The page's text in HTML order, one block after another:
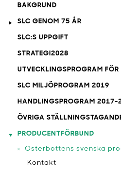
BAKGRUND
SLC GENOM 75 ÅR
SLC:S UPPGIFT
STRATEGI2028
UTVECKLINGSPROGRAM
SLC MILJÖPROGRAM 2019
HANDLINGSPROGRAM 2017-
ÖVRIGA
PRODUCENTFÖRBUND
Österbottens svenska
Kontakt